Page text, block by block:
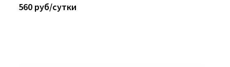
560 руб/сутки